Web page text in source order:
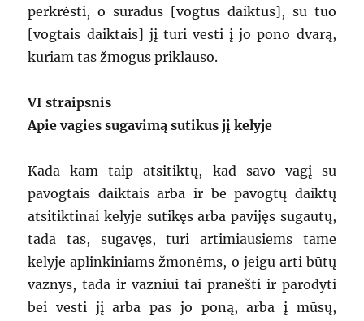
perkrėsti, o suradus [vogtus daiktus], su tuo
[vogtais daiktais] jį turi vesti į jo pono dvarą,
kuriam tas žmogus priklauso.
VI straipsnis
Apie vagies sugavimą sutikus jį kelyje
Kada kam taip atsitiktų, kad savo vagį su
pavogtais daiktais arba ir be pavogtų daiktų
atsitiktinai kelyje sutikęs arba pavijęs sugautų,
tada tas, sugavęs, turi artimiausiems tame
kelyje aplinkiniams žmonėms, o jeigu arti būtų
vaznys, tada ir vazniui tai pranešti ir parodyti
bei vesti jį arba pas jo poną, arba į mūsų,